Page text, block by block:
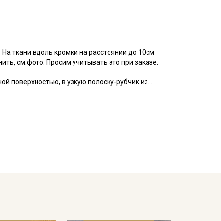
ткани вдоль кромки на расстоянии до 10см
см.фото. Просим учитывать это при заказе.
поверхностью, в узкую полоску-рубчик из
тянется по утку. Подходит для пошива взрослой